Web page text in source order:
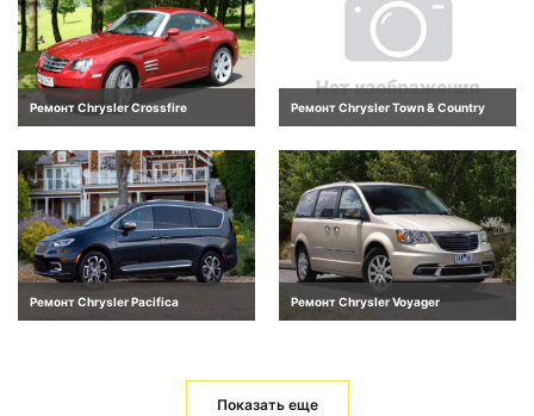
Ремонт Chrysler Crossfire Ремонт Chrysler Town & Country
Ремонт Chrysler Pacifica Ремонт Chrysler Voyager
Показать еще